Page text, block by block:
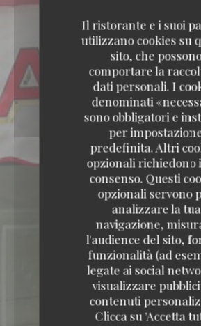
Il ristorante e i suoi
utilizzano cookies su
sito, che possono
comportare la
dati personali. I
denominati
sono obbligatori e
per
predefinita. Altri
opzionali richiedono
consenso. Questi
opzionali servono
analizzare la tua
navigazione,
l'audience del sito,
funzionalità (ad
legate ai social
visualizzare
contenuti
Clicca su 'Accetta